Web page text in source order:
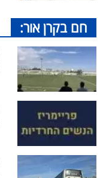
חם בקרן אור: